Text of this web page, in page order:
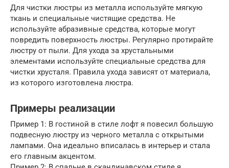
Для чистки люстры из металла используйте мягкую
ткань и специальные чистящие средства. Не
используйте абразивные средства, которые могут
повредить поверхность люстры. Регулярно протирайте
люстру от пыли. Для ухода за хрустальными
элементами используйте специальные средства для
чистки хрусталя. Правила ухода зависят от материала,
из которого изготовлена люстра.
Примеры реализации
Пример 1: В гостиной в стиле лофт я повесил большую
подвесную люстру из черного металла с открытыми
лампами. Она идеально вписалась в интерьер и стала
его главным акцентом.